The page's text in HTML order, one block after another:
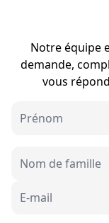
Notre équipe
demande,
vous